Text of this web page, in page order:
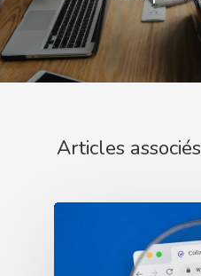
Articles associés